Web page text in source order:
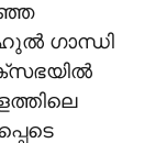
ഗാന്ധി